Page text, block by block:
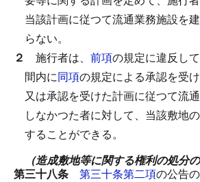
当該計画に従つて流通業務施設を
らない。
２ 施行者は、 前項の規定に違反し
間内に同項の規定による承認を受け
又は承認を受けた計画に従つて流
しなかつた者に対して、当該敷地
することができる。
（造成敷地等に関する権利の処分の
第三十八条 第三十条第二項の公告